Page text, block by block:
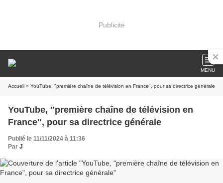
Publicité
MENU
Accueil » YouTube, "première chaîne de télévision en France", pour sa directrice générale
YouTube, "première chaîne de télévision en
France", pour sa directrice générale
Publié le 11/11/2024 à 11:36
Par J